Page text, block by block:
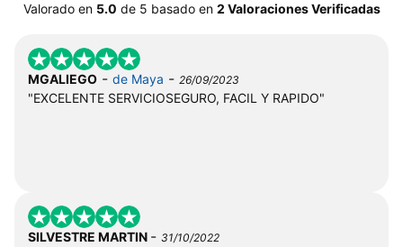
Valorado en 5.0 de 5 basado en 2 Valoraciones Verificadas
MGALIEGO - de Maya - 26/09/2023
"EXCELENTE SERVICIOSEGURO, FACIL Y RAPIDO"
SILVESTRE MARTIN - 31/10/2022